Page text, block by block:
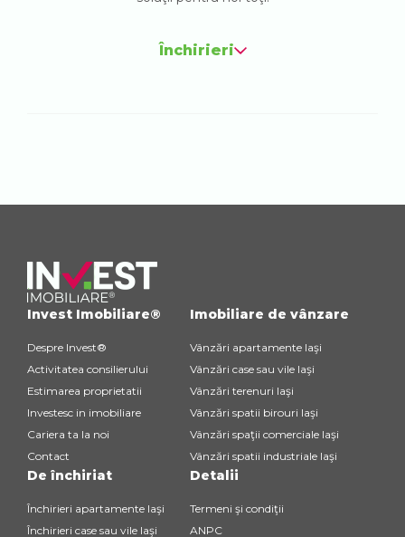
Închirieri
Invest Imobiliare®
Despre Invest®
Activitatea consilierului
Estimarea proprietatii
Investesc in imobiliare
Cariera ta la noi
Contact
Imobiliare de vânzare
Vânzări apartamente Iaşi
Vânzări case sau vile Iaşi
Vânzări terenuri Iaşi
Vânzări spatii birouri Iaşi
Vânzări spaţii comerciale Iaşi
Vânzări spatii industriale Iaşi
De închiriat
Închirieri apartamente Iaşi
Închirieri case sau vile Iaşi
Detalii
Termeni şi condiţii
ANPC